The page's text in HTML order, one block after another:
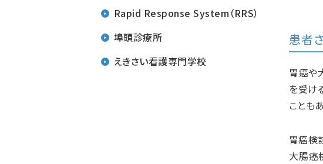
Rapid Response System（RRS）
埠頭診療所
えきさい看護専門学校
患者
胃癌や
を受け
ことも
胃癌検
大腸癌